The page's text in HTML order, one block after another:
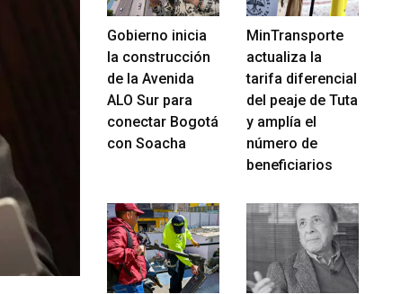
Gobierno inicia
la construcción
de la Avenida
ALO Sur para
conectar Bogotá
con Soacha
MinTransporte
actualiza la
tarifa diferencial
del peaje de Tuta
y amplía el
número de
beneficiarios